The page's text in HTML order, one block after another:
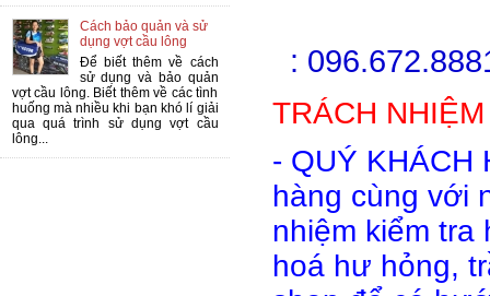
Cách bảo quản và sử
dụng vợt cầu lông
Để biết thêm về cách
sử dụng và bảo quản
vợt cầu lông. Biết thêm về các tình
huống mà nhiều khi bạn khó lí giải
qua quá trình sử dụng vợt cầu
lông...
:
TRÁCH
- QUÝ KHÁCH
hàng cùng với
nhiệm kiểm tra
hoá hư hỏng,